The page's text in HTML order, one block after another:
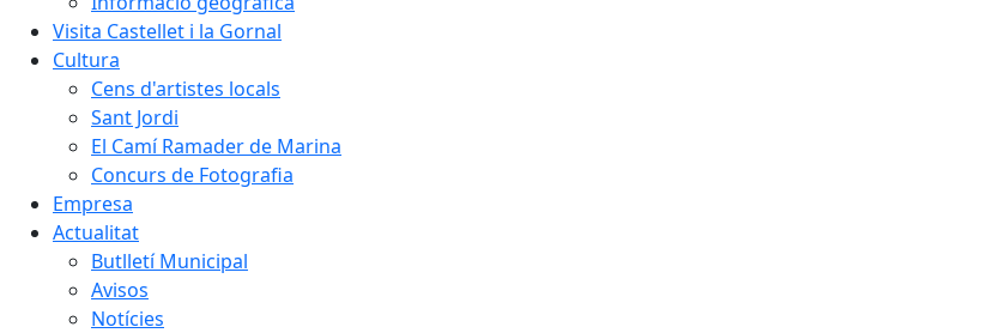
Visita Castellet i la Gornal
Cultura
Cens d'artistes locals
Sant Jordi
El Camí Ramader de Marina
Concurs de Fotografia
Empresa
Actualitat
Butlletí Municipal
Avisos
Notícies